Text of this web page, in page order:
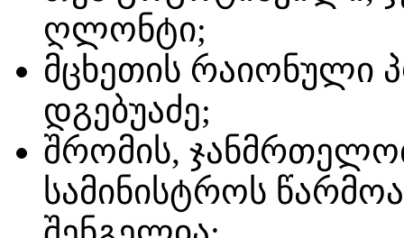
ღლონტი;
მცხეთის
დგებუაძე;
შრომის,
სამინისტროს